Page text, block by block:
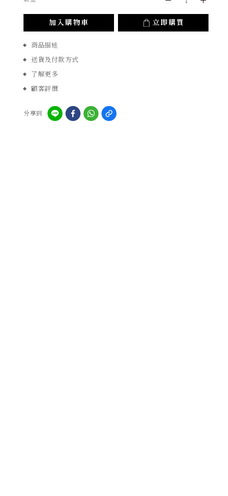
加入購物車 立即購買
商品描述
送貨及付款方式
了解更多
顧客評價
分享到